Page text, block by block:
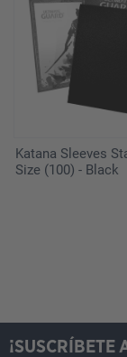
Katana Sleeves
Size (100) - Black
¡SUSCRÍBETE